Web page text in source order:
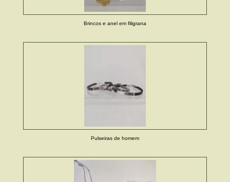
Brincos e anel em filigrana
Pulseiras de homem